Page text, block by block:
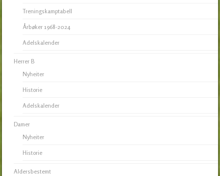
Treningskamptabell
Årbøker 1968-2024
Adelskalender
Herrer B
Nyheiter
Historie
Adelskalender
Damer
Nyheiter
Historie
Aldersbestemt